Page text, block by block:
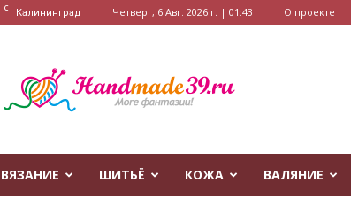
C Калининград Четверг, 6 Авг. 2026 г. | 01:43 О проекте
ВЯЗАНИЕ ШИТЬЁ КОЖА ВАЛЯНИЕ